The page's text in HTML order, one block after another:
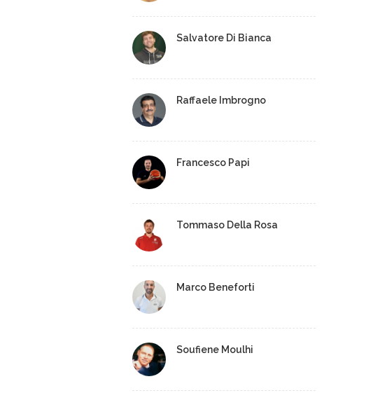
Salvatore Di Bianca
Raffaele Imbrogno
Francesco Papi
Tommaso Della Rosa
Marco Beneforti
Soufiene Moulhi